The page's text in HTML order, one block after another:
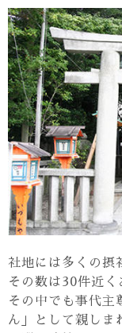
社地には多くの摂
その数は30件近く
その中でも事代主
ん」として親しま